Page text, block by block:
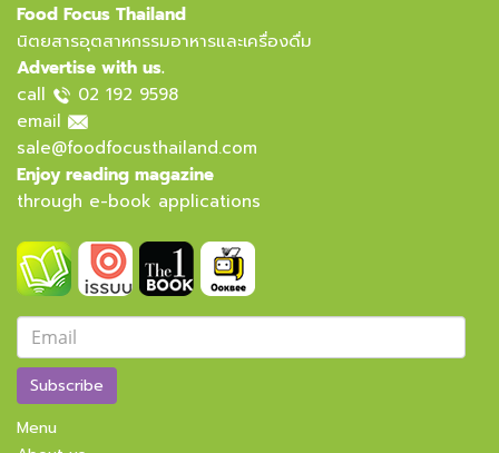
Food Focus Thailand
นิตยสารอุตสาหกรรมอาหารและเครื่องดื่ม
Advertise with us.
call
02 192 9598
email
sale@foodfocusthailand.com
Enjoy reading magazine
through e-book applications
Subscribe
Menu